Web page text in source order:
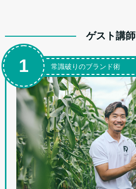
ゲスト講師
常識破りのブランド術
1